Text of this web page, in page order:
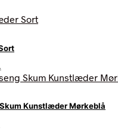
kr..
aktuelle
er:
679,00 kr..
Kunstlæder Mørkeblå